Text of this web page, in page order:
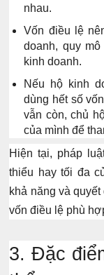
nhau.
Vốn điều lệ
doanh, quy
kinh doanh.
Nếu hộ kinh
dùng hết số
vẫn còn, chủ
của mình để
Hiện tại, pháp
thiểu hay tối đa
khả năng và
vốn điều lệ phù
3. Đặc